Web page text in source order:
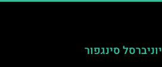
יוניברסל סינגפור